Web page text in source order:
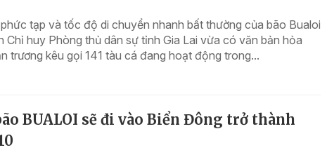
tạp và tốc độ di chuyển nhanh bất thường của bão Bualoi
Chỉ huy Phòng thủ dân sự tỉnh Gia Lai vừa có văn bản hỏa
trương kêu gọi 141 tàu cá đang hoạt động trong...
BUALOI sẽ đi vào Biển Đông trở thành